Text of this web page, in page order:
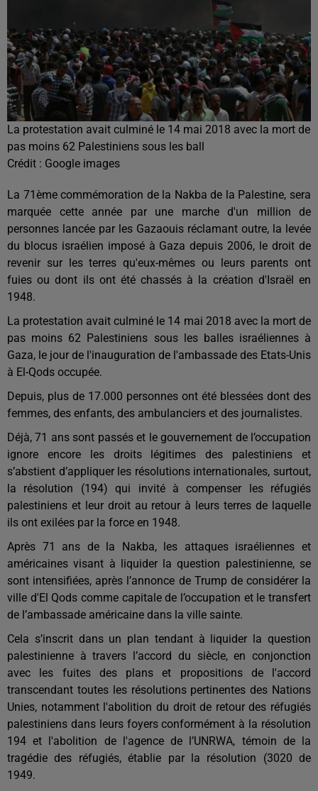
La protestation avait culminé le 14 mai 2018 avec la mort de
pas moins 62 Palestiniens sous les ball
Crédit : Google images
La 71ème commémoration de la Nakba de la Palestine, sera
marquée cette année par une marche d'un million de
personnes lancée par les Gazaouis réclamant outre, la levée
du blocus israélien imposé à Gaza depuis 2006, le droit de
revenir sur les terres qu'eux-mêmes ou leurs parents ont
fuies ou dont ils ont été chassés à la création d'Israël en
1948.
La protestation avait culminé le 14 mai 2018 avec la mort de
pas moins 62 Palestiniens sous les balles israéliennes à
Gaza, le jour de l'inauguration de l'ambassade des Etats-Unis
à El-Qods occupée.
Depuis, plus de 17.000 personnes ont été blessées dont des
femmes, des enfants, des ambulanciers et des journalistes.
Déjà, 71 ans sont passés et le gouvernement de l’occupation
ignore encore les droits légitimes des palestiniens et
s’abstient d’appliquer les résolutions internationales, surtout,
la résolution (194) qui invité à compenser les réfugiés
palestiniens et leur droit au retour à leurs terres de laquelle
ils ont exilées par la force en 1948.
Après 71 ans de la Nakba, les attaques israéliennes et
américaines visant à liquider la question palestinienne, se
sont intensifiées, après l’annonce de Trump de considérer la
ville d'El Qods comme capitale de l’occupation et le transfert
de l’ambassade américaine dans la ville sainte.
Cela s’inscrit dans un plan tendant à liquider la question
palestinienne à travers l’accord du siècle, en conjonction
avec les fuites des plans et propositions de l'accord
transcendant toutes les résolutions pertinentes des Nations
Unies, notamment l'abolition du droit de retour des réfugiés
palestiniens dans leurs foyers conformément à la résolution
194 et l'abolition de l'agence de l’UNRWA, témoin de la
tragédie des réfugiés, établie par la résolution (3020 de
1949.